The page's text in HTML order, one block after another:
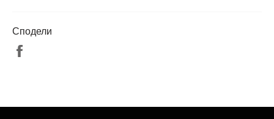
Сподели